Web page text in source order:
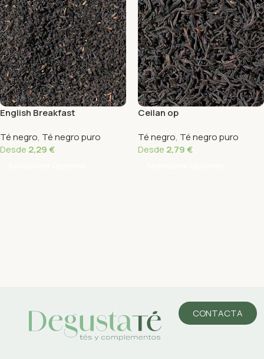
English Breakfast
Té negro, Té negro puro
Desde 2,29€
Ceilan op
Té negro, Té negro puro
Desde 2,79€
CONTACTA